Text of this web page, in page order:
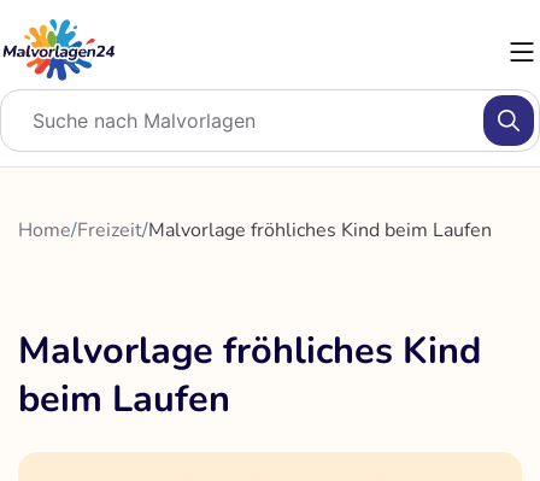
Inhalt
springen
Home/Freizeit/Malvorlage fröhliches Kind beim Laufen
Malvorlage fröhliches Kind
beim Laufen